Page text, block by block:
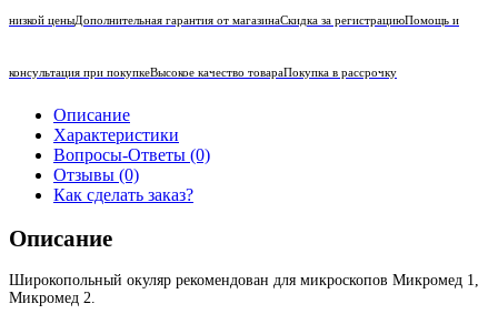
низкой ценыДополнительная гарантия от магазинаСкидка за регистрациюПомощь и
консультация при покупкеВысокое качество товараПокупка в рассрочку
Описание
Характеристики
Вопросы-Ответы (0)
Отзывы (0)
Как сделать заказ?
Описание
Широкопольный окуляр рекомендован для микроскопов Микромед 1,
Микромед 2.